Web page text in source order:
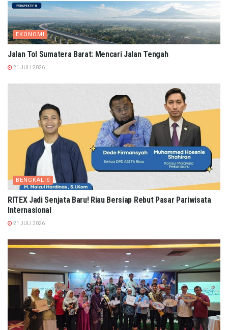
EKONOMI
Jalan Tol Sumatera Barat: Mencari Jalan Tengah
21 JULI 2026
BENGKALIS
RITEX Jadi Senjata Baru! Riau Bersiap Rebut Pasar Pariwisata
Internasional
21 JULI 2026